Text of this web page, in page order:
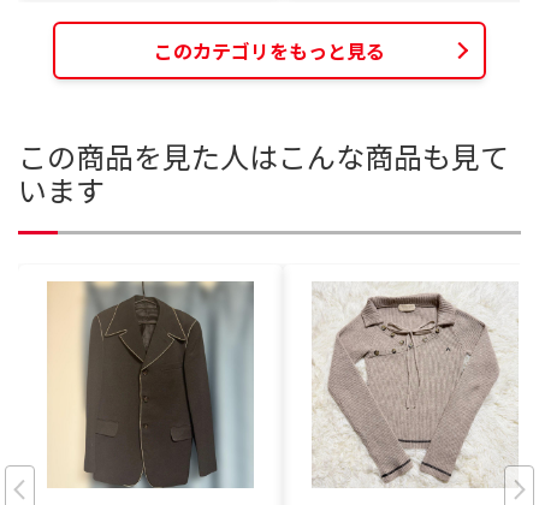
このカテゴリをもっと見る
この商品を見た人はこんな商品も見て
います